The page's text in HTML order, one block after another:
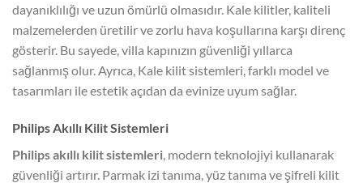
dayanıklılığı ve uzun ömürlü olmasıdır. Kale kilitler, kaliteli
malzemelerden üretilir ve zorlu hava koşullarına karşı direnç
gösterir. Bu sayede, villa kapınızın güvenliği yıllarca
sağlanmış olur. Ayrıca, Kale kilit sistemleri, farklı model ve
tasarımları ile estetik açıdan da evinize uyum sağlar.
Philips Akıllı Kilit Sistemleri
Philips akıllı kilit sistemleri , modern teknolojiyi kullanarak
güvenliği artırır. Parmak izi tanıma, yüz tanıma ve şifreli kilit